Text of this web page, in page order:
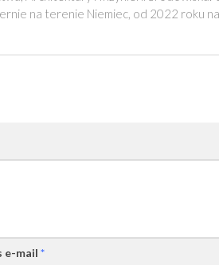
na terenie Niemiec, od 2022 roku
e-mail*